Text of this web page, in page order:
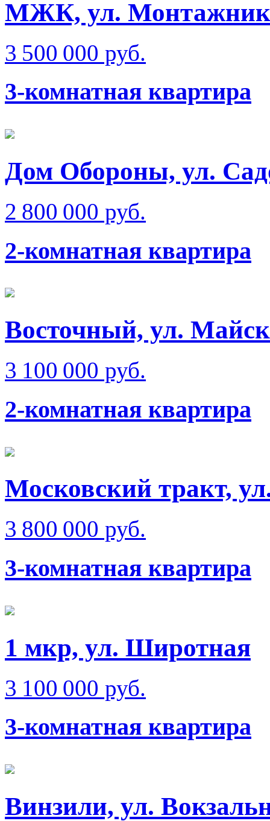
МЖК, ул.
3 500 000 руб.
3-комнатная квартира
Дом Обороны, ул.
2 800 000 руб.
2-комнатная квартира
Восточный, ул.
3 100 000 руб.
2-комнатная квартира
Московский тракт,
3 800 000 руб.
3-комнатная квартира
1 мкр, ул. Широтная
3 100 000 руб.
3-комнатная квартира
Винзили, ул.